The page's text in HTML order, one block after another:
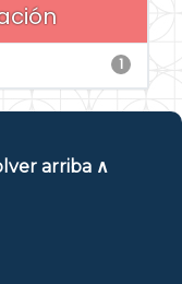
1
arriba ∧